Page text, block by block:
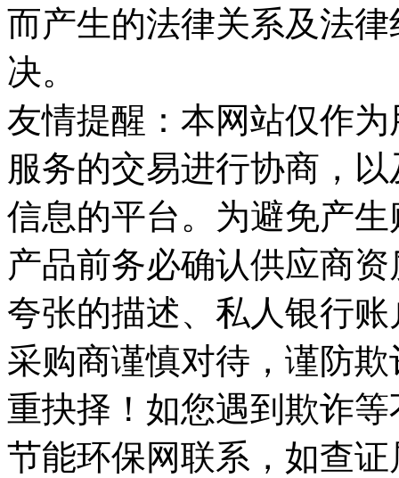
而产生的法律关系及法
决。
友情提醒：本网站仅作
服务的交易进行协商，
信息的平台。为避免产
产品前务必确认供应商
夸张的描述、私人银行
采购商谨慎对待，谨防
重抉择！如您遇到欺诈
节能环保网联系，如查